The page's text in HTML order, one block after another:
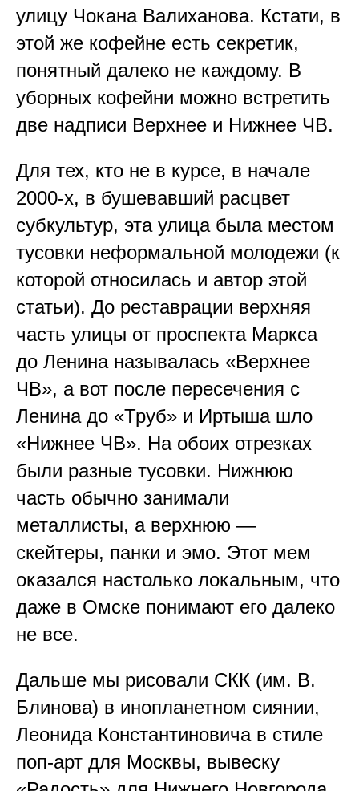
улицу Чокана Валиханова. Кстати, в
этой же кофейне есть секретик,
понятный далеко не каждому. В
уборных кофейни можно встретить
две надписи Верхнее и Нижнее ЧВ.
Для тех, кто не в курсе, в начале
2000-х, в бушевавший расцвет
субкультур, эта улица была местом
тусовки неформальной молодежи (к
которой относилась и автор этой
статьи). До реставрации верхняя
часть улицы от проспекта Маркса
до Ленина называлась «Верхнее
ЧВ», а вот после пересечения с
Ленина до «Труб» и Иртыша шло
«Нижнее ЧВ». На обоих отрезках
были разные тусовки. Нижнюю
часть обычно занимали
металлисты, а верхнюю —
скейтеры, панки и эмо. Этот мем
оказался настолько локальным, что
даже в Омске понимают его далеко
не все.
Дальше мы рисовали СКК (им. В.
Блинова) в инопланетном сиянии,
Леонида Константиновича в стиле
поп-арт для Москвы, вывеску
Поставщикам и партнёрам
partners@skuratovcoffee.ru
Для маркетинга и СМИ
marketing@skuratovcoffee.ru
Если вы хотите просто написать
нам:
hello@skuratovcoffee.ru
Оставить отзыв
о напитке и компании
Обратная
связь